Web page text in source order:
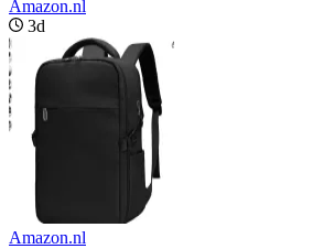
Amazon.nl
3d
Amazon.nl